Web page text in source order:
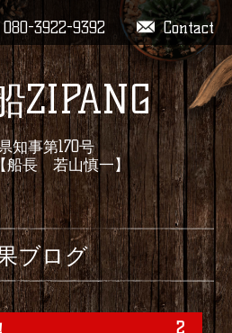
Contact
080-3922-9392
ZIPANG
知事第170号
船長 若山慎一】
ブログ
ック！！ 2